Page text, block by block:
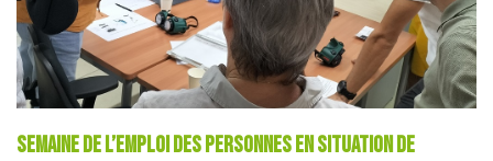
Semaine de l’Emploi des Personnes en Situation de